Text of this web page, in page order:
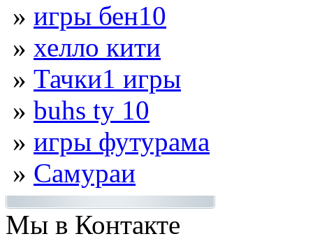
» игры бен10
» хелло кити
» Тачки1 игры
» buhs ty 10
» игры футурама
» Самураи
Мы в Контакте